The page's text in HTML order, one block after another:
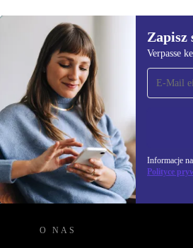
Zapisz
Verpasse
Informacje
Polityce
Zapisz się na nasz
newsletter!
Nie przegap żadnej
REFURBED POLSKA -
O NAS